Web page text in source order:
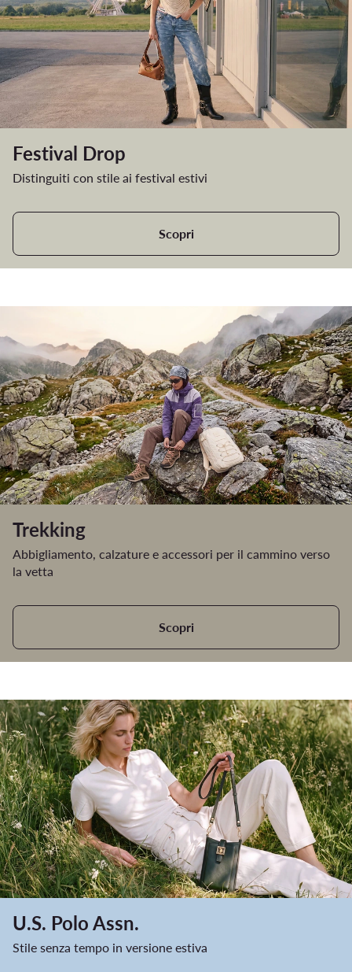
Festival Drop
Distinguiti con stile ai festival estivi
Scopri
Trekking
Abbigliamento, calzature e accessori per il cammino verso
la vetta
Scopri
U.S. Polo Assn.
Stile senza tempo in versione estiva